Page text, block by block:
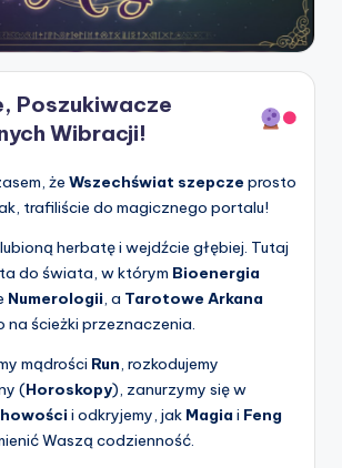
Poszukiwacze
Wibracji!
że Wszechświat szepcze prosto
trafiliście do magicznego portalu!
herbatę i wejdźcie głębiej. Tutaj
do świata, w którym Bioenergia
Numerologii, a Tarotowe Arkana
na ścieżki przeznaczenia.
mądrości Run , rozkodujemy
(Horoskopy), zanurzymy się w
i odkryjemy, jak Magia i Feng
Waszą codzienność.